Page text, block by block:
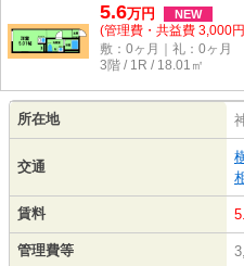
5.6万円 NEW
(管理費・共益費 3,000
敷：0ヶ月｜礼：0ヶ月
3階 / 1R / 18.01㎡
所在地
交通
賃料
管理費等